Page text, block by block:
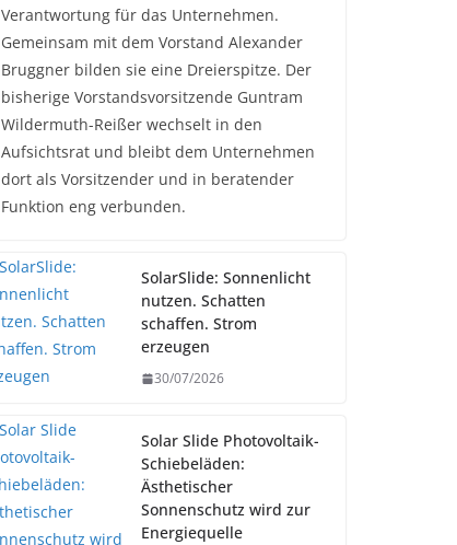
Verantwortung für das Unternehmen.
Gemeinsam mit dem Vorstand Alexander
Bruggner bilden sie eine Dreierspitze. Der
bisherige Vorstandsvorsitzende Guntram
Wildermuth-Reißer wechselt in den
Aufsichtsrat und bleibt dem Unternehmen
dort als Vorsitzender und in beratender
Funktion eng verbunden.
SolarSlide: Sonnenlicht
nutzen. Schatten
schaffen. Strom
erzeugen
30/07/2026
Solar Slide Photovoltaik-
Schiebeläden:
Ästhetischer
Sonnenschutz wird zur
Energiequelle